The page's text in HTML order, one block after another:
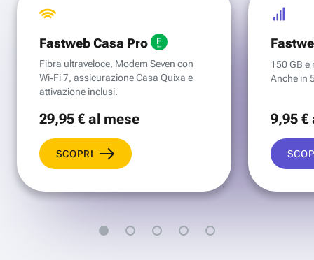
Fastweb Casa Pro
Fibra ultraveloce, Modem Seven con
Wi‑Fi 7, assicurazione Casa Quixa e
attivazione inclusi.
29,95 €al mese
SCOPRI
150 GB e
Anche in
9,95 €